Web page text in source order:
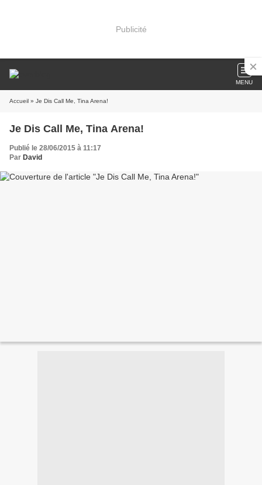
Publicité
MENU
Accueil » Je Dis Call Me, Tina Arena!
Je Dis Call Me, Tina Arena!
Publié le 28/06/2015 à 11:17
Par David